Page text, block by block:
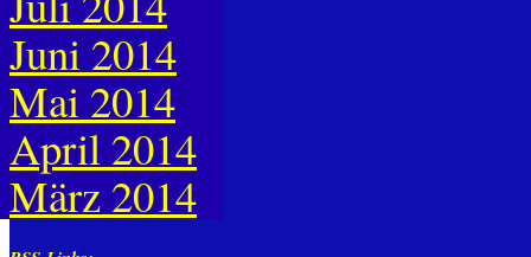
Juni 2014
Mai 2014
April 2014
März 2014